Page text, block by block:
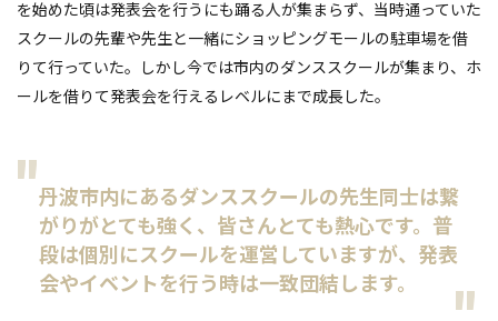
を始めた頃は発表会を行うにも踊る人が集まらず、当時通っていた
スクールの先輩や先生と一緒にショッピングモールの駐車場を借
りて行っていた。しかし今では市内のダンススクールが集まり、ホ
ールを借りて発表会を行えるレベルにまで成長した。
丹波市内にあるダンススクールの先生同士は繋
がりがとても強く、皆さんとても熱心です。普
段は個別にスクールを運営していますが、発表
会やイベントを行う時は一致団結します。